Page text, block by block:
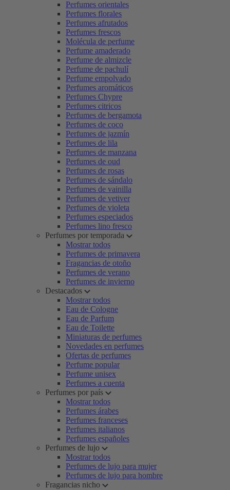
Perfumes orientales
Perfumes florales
Perfumes afrutados
Perfumes frescos
Molécula de perfume
Perfume amaderado
Perfume de almizcle
Perfume de pachulí
Perfume empolvado
Perfumes aromáticos
Perfumes Chypre
Perfumes citricos
Perfumes de bergamota
Perfumes de coco
Perfumes de jazmín
Perfumes de lila
Perfumes de manzana
Perfumes de oud
Perfumes de rosas
Perfumes de sándalo
Perfumes de vainilla
Perfumes de vetiver
Perfumes de violeta
Perfumes especiados
Perfumes lino fresco
Perfumes por temporada
Mostrar todos
Perfumes de primavera
Fragancias de otoño
Perfumes de verano
Perfumes de invierno
Destacados
Mostrar todos
Eau de Cologne
Eau de Parfum
Eau de Toilette
Miniaturas de perfumes
Novedades en perfumes
Ofertas de perfumes
Perfume popular
Perfume unisex
Perfumes a cuenta
Perfumes por país
Mostrar todos
Perfumes árabes
Perfumes franceses
Perfumes italianos
Perfumes españoles
Perfumes de lujo
Mostrar todos
Perfumes de lujo para mujer
Perfumes de lujo para hombre
Fragancias nicho